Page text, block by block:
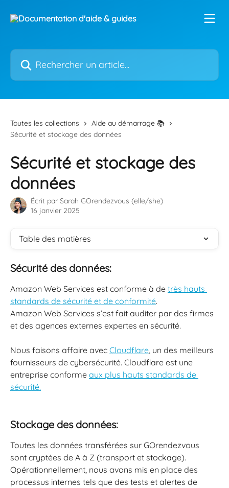
Rechercher un article...
Toutes les collections
Aide au démarrage 📚
Sécurité et stockage des données
Sécurité et stockage des
données
Écrit par Sarah GOrendezvous (elle/she)
16 janvier 2025
Table des matières
Sécurité des données:
Amazon Web Services est conforme à de très hauts
standards de sécurité et de conformité.
Amazon Web Services s’est fait auditer par des firmes
et des agences externes expertes en sécurité.
Nous faisons affaire avec Cloudflare, un des meilleurs
fournisseurs de cybersécurité. Cloudflare est une
entreprise conforme aux plus hauts standards de
sécurité.
Stockage des données:
Toutes les données transférées sur GOrendezvous
sont cryptées de A à Z (transport et stockage).
Opérationnellement, nous avons mis en place des
processus internes tels que des tests et alertes de